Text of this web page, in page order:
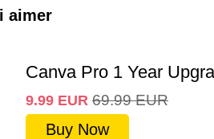
aimer
Canva Pro 1 Year
9.99 EUR 69.99 EUR
Buy Now